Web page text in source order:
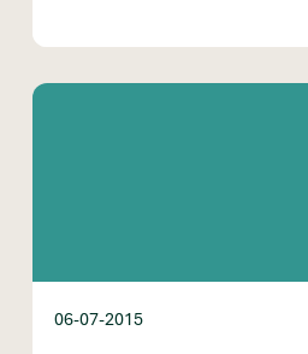
06-07-2015